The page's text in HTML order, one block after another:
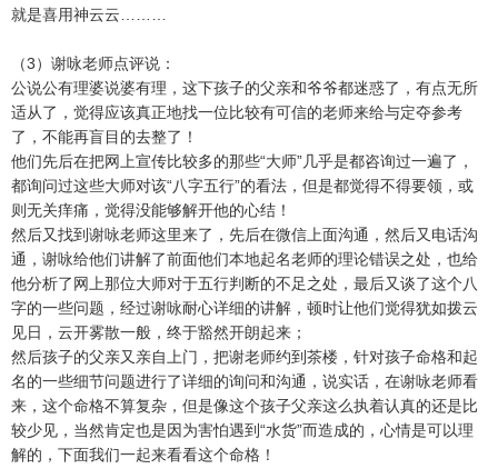
就是喜用神云云………
（3）谢咏老师点评说：
公说公有理婆说婆有理，这下孩子的父亲和爷爷都迷惑了，有点无所
适从了，觉得应该真正地找一位比较有可信的老师来给与定夺参考
了，不能再盲目的去整了！
他们先后在把网上宣传比较多的那些“大师”几乎是都咨询过一遍了，
都询问过这些大师对该“八字五行”的看法，但是都觉得不得要领，或
则无关痒痛，觉得没能够解开他的心结！
然后又找到谢咏老师这里来了，先后在微信上面沟通，然后又电话沟
通，谢咏给他们讲解了前面他们本地起名老师的理论错误之处，也给
他分析了网上那位大师对于五行判断的不足之处，最后又谈了这个八
字的一些问题，经过谢咏耐心详细的讲解，顿时让他们觉得犹如拨云
见日，云开雾散一般，终于豁然开朗起来；
然后孩子的父亲又亲自上门，把谢老师约到茶楼，针对孩子命格和起
名的一些细节问题进行了详细的询问和沟通，说实话，在谢咏老师看
来，这个命格不算复杂，但是像这个孩子父亲这么执着认真的还是比
较少见，当然肯定也是因为害怕遇到“水货”而造成的，心情是可以理
解的，下面我们一起来看看这个命格！